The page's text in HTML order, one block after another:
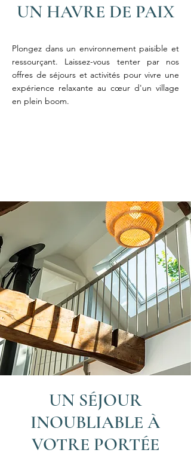
UN HAVRE DE PAIX
Plongez dans un environnement paisible et
ressourçant. Laissez-vous tenter par nos
offres de séjours et activités pour vivre une
expérience relaxante au cœur d'un village
en plein boom.
UN SÉJOUR
INOUBLIABLE À
VOTRE PORTÉE